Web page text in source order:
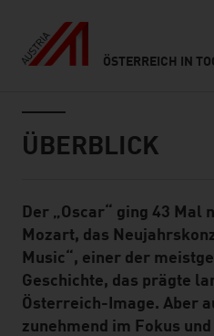
ÖSTERREICH IN
ÜBERBLICK
Standard Content Module
Der „Oscar“ ging 43 Mal
Mozart, das
Music“, einer der
Geschichte, das prägte
Österreich-Image. Aber
zunehmend im Fokus